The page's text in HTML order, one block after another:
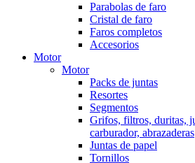
Parabolas de faro
Cristal de faro
Faros completos
Accesorios
Motor
Motor
Packs de juntas
Resortes
Segmentos
Grifos, filtros, duritas,
carburador, abrazaderas
Juntas de papel
Tornillos